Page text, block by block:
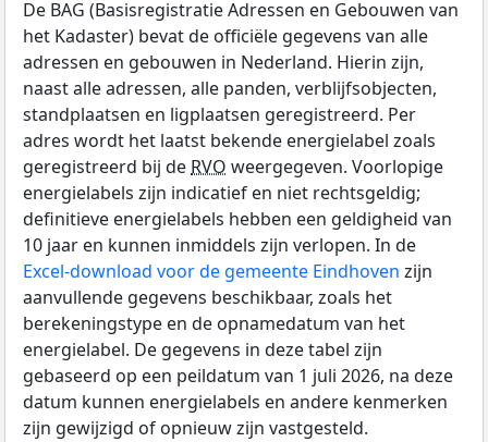
De BAG (Basisregistratie Adressen en Gebouwen van
het Kadaster) bevat de officiële gegevens van alle
adressen en gebouwen in Nederland. Hierin zijn,
naast alle adressen, alle panden, verblijfsobjecten,
standplaatsen en ligplaatsen geregistreerd. Per
adres wordt het laatst bekende energielabel zoals
geregistreerd bij de RVO weergegeven. Voorlopige
energielabels zijn indicatief en niet rechtsgeldig;
definitieve energielabels hebben een geldigheid van
10 jaar en kunnen inmiddels zijn verlopen. In de
Excel-download voor de gemeente Eindhoven zijn
aanvullende gegevens beschikbaar, zoals het
berekeningstype en de opnamedatum van het
energielabel. De gegevens in deze tabel zijn
gebaseerd op een peildatum van 1 juli 2026, na deze
datum kunnen energielabels en andere kenmerken
zijn gewijzigd of opnieuw zijn vastgesteld.